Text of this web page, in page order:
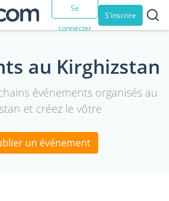
Se
connecter
S'inscrire
au Kirghizstan
événements organisés au
et créez le vôtre
un événement